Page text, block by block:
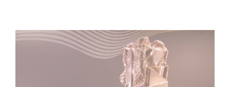
César 2026 : 7 nominations pour les films Gaumont !